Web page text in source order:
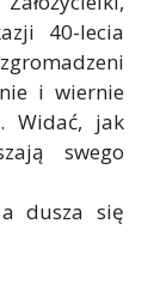
40-lecia
i wiernie
Widać, jak
swego
dusza się